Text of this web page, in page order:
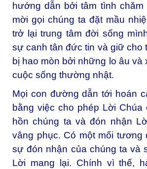
hướng dẫn bởi tâm tình chăm
mời gọi chúng ta đặt mầu
trở lại trung tâm đời sống
sự canh tân đức tin và giữ cho
bị hao mòn bởi những lo âu và
cuộc sống thường nhật.
Mọi con đường dẫn tới hoán
bằng việc cho phép Lời Chúa
hồn chúng ta và đón nhận
vâng phục. Có một mối tương
sự đón nhận của chúng ta và
Lời mang lại. Chính vì thế,